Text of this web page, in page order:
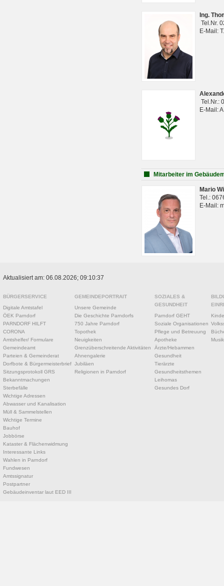
Ing.
Tel.Nr.
E-Mail:
Tel.Nr.:
E-Mail:
Mitarbeiter im
Mario
Tel.:
E-Mail:
Aktualisiert am: 06.08.2026; 09:10:37
BÜRGERSERVICE
Digitale Amtstafel
ÖEK Parndorf
PARNDORF HILFT
CORONA
Amtshelfer/ Formulare
Gemeindeamt
Parteien & Gemeinderat
Dorfbote & Bürgermeisterbrief
Sitzungsprotokoll GRS
Bekanntmachungen
Sterbefälle
Wichtige Adressen
Abwasser und Kanalisation
Müll & Sammelstellen
Wichtige Termine
Bauhof
Jobbörse
Kataster & Flächenwidmung
Interessante Links
Wahlen in Parndorf
Fundwesen
Amtssignatur
Postpartner
Gebäudeinventar laut EED III
GEMEINDEPORTRAIT
Unsere Gemeinde
Die Geschichte Parndorfs
750 Jahre Parndorf
Topothek
Neuigkeiten
Grenzüberschreitende Aktivitäten
Ahnengalerie
Jubiläen
Religionen in Parndorf
SOZIALES &
GESUNDHEIT
Parndorf GEHT
Soziale Organisationen
Pflege und Betreuung
Apotheke
Ärzte/Hebammen
Gesundheit
Tierärzte
Gesundheitsthemen
Leihomas
Gesundes Dorf